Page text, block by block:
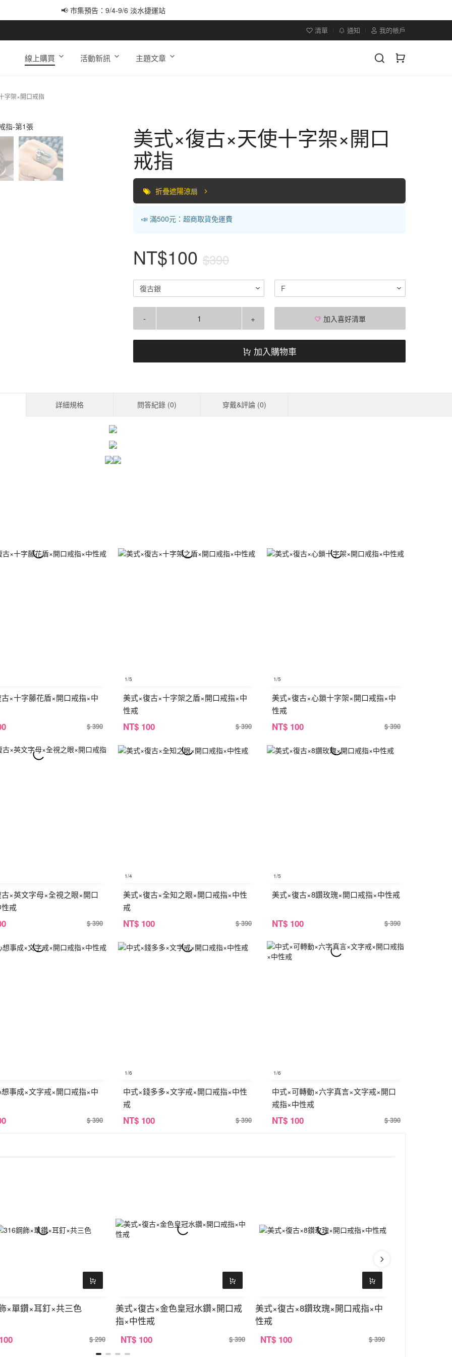
📢 市集預告：9/4-9/6 淡水捷運站
清單 通知 我的帳戶
線上購買 活動新訊 主題文章
字架×開口戒指
美式×復古×天使十字架×開口
戒指
折疊遮陽涼扇
📣 滿500元：超商取貨免運費
NT$100 $390
復古銀 F
- + 加入喜好清單
加入購物車
詳細規格 問答紀錄 (0) 穿戴&評論 (0)
×十字藤花盾×開口戒指×中
$ 390
1/5
美式×復古×十字架之盾×開口戒指×中
性戒
NT$ 100 $ 390
1/5
美式×復古×心鎖十字架×開口戒指×中
性戒
NT$ 100 $ 390
×英文字母×全視之眼×開口
戒
$ 390
1/4
美式×復古×全知之眼×開口戒指×中性
戒
NT$ 100 $ 390
1/5
美式×復古×8鑽玫瑰×開口戒指×中性戒
NT$ 100 $ 390
事成×文字戒×開口戒指×中
$ 390
1/6
中式×錢多多×文字戒×開口戒指×中性
戒
NT$ 100 $ 390
1/6
中式×可轉動×六字真言×文字戒×開口
戒指×中性戒
NT$ 100 $ 390
×單鑽×耳釘×共三色
$ 290
美式×復古×金色皇冠水鑽×開口戒
指×中性戒
NT$ 100 $ 390
美式×復古×8鑽玫瑰×開口戒指×中
性戒
NT$ 100 $ 390